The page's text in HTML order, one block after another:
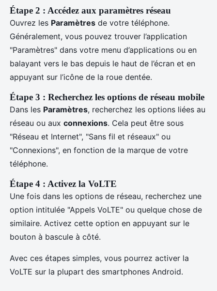
Étape 2 : Accédez aux paramètres réseau
Ouvrez les Paramètres de votre téléphone.
Généralement, vous pouvez trouver l’application
"Paramètres" dans votre menu d’applications ou en
balayant vers le bas depuis le haut de l’écran et en
appuyant sur l’icône de la roue dentée.
Étape 3 : Recherchez les options de réseau mobile
Dans les Paramètres, recherchez les options liées au
réseau ou aux connexions. Cela peut être sous
"Réseau et Internet", "Sans fil et réseaux" ou
"Connexions", en fonction de la marque de votre
téléphone.
Étape 4 : Activez la VoLTE
Une fois dans les options de réseau, recherchez une
option intitulée "Appels VoLTE" ou quelque chose de
similaire. Activez cette option en appuyant sur le
bouton à bascule à côté.
Avec ces étapes simples, vous pourrez activer la
VoLTE sur la plupart des smartphones Android.